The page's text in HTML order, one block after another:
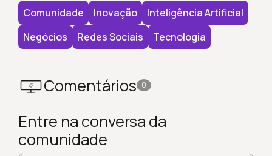
Comunidade Inovação
Inteligência Artificial
Negócios
Redes Sociais Tecnologia
Comentários 0
Entre na conversa da
comunidade